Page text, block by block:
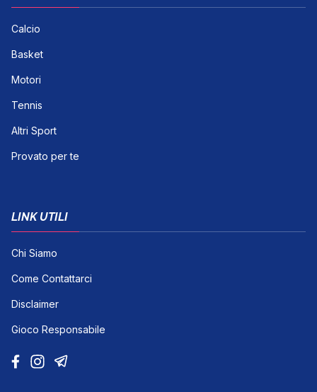
Calcio
Basket
Motori
Tennis
Altri Sport
Provato per te
LINK UTILI
Chi Siamo
Come Contattarci
Disclaimer
Gioco Responsabile